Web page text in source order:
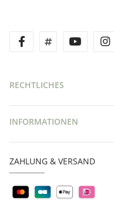
facebooktwitter youtube
RECHTLICHES
INFORMATIONEN
ZAHLUNG & VERSAND